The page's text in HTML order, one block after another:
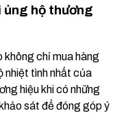
ủng hộ thương
chỉ mua hàng
nhiệt tình nhất của
hiệu khi có những
sát để đóng góp ý